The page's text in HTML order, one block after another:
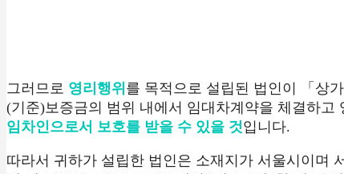
그러므로 영리행위 를 목적으로 설립된 법인이 「상
(기준)보증금의 범위 내에서 임대차계약을 체결하
임차인으로서 보호를 받을 수 있을 것입니다.
따라서 귀하가 설립한 법인은 소재지가 서울시이며